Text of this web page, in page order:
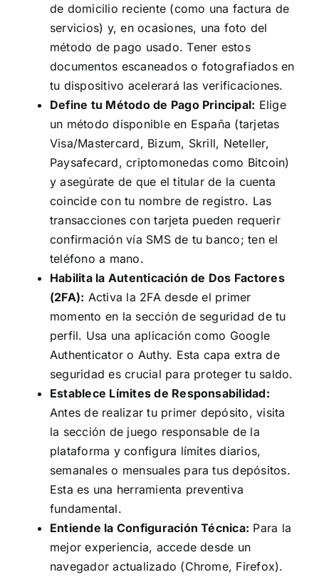
de domicilio reciente (como una factura de
servicios) y, en ocasiones, una foto del
método de pago usado. Tener estos
documentos escaneados o fotografiados en
tu dispositivo acelerará las verificaciones.
Define tu Método de Pago Principal: Elige
un método disponible en España (tarjetas
Visa/Mastercard, Bizum, Skrill, Neteller,
Paysafecard, criptomonedas como Bitcoin)
y asegúrate de que el titular de la cuenta
coincide con tu nombre de registro. Las
transacciones con tarjeta pueden requerir
confirmación vía SMS de tu banco; ten el
teléfono a mano.
Habilita la Autenticación de Dos Factores
(2FA): Activa la 2FA desde el primer
momento en la sección de seguridad de tu
perfil. Usa una aplicación como Google
Authenticator o Authy. Esta capa extra de
seguridad es crucial para proteger tu saldo.
Establece Límites de Responsabilidad:
Antes de realizar tu primer depósito, visita
la sección de juego responsable de la
plataforma y configura límites diarios,
semanales o mensuales para tus depósitos.
Esta es una herramienta preventiva
fundamental.
Entiende la Configuración Técnica: Para la
mejor experiencia, accede desde un
navegador actualizado (Chrome, Firefox).